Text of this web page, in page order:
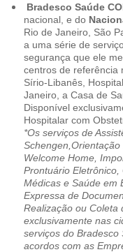
Bradesco Saúde
nacional, e do
Rio de Janeiro, São
a uma série de
segurança que ele
centros de referência
Sírio-Libanês,
Janeiro, a Casa de
Disponível
Hospitalar com
*Os serviços de
Welcome Home,
Prontuário
Médicas e Saúde em
Expressa de
Realização ou Coleta
exclusivamente nas
serviços do
acordos com as